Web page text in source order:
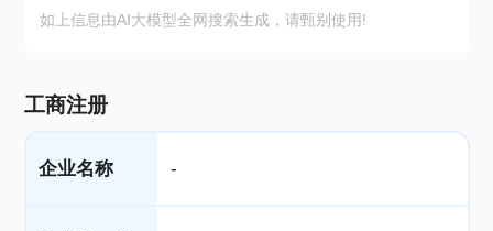
如上信息由AI大模型全网搜索生成，请甄别使用!
工商注册
企业名称 -